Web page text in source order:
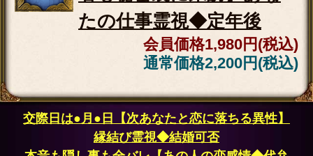
あなた